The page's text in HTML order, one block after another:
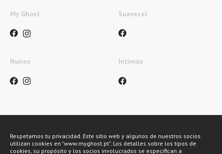
My Ghost Suavecel
Nunex Intimus
Métodos de pagamento
Respetamos tu privacidad. Este sitio web y algunos de nuestros socios
utilizan cookies en "www.myghost.pt". Los detalles sobre los tipos de
cookies, su propósito y los socios involucrados se especifican a